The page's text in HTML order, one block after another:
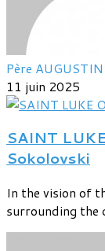
Père AUGUSTIN
11 juin 2025
SAINT
Sokolovski
In the vision of
surrounding the